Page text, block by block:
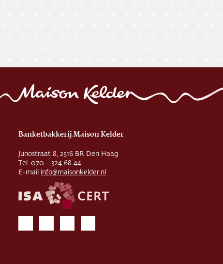
Banketbakkerij Maison Kelder
Junostraat 8, 2516 BR Den Haag
Tel. 070 - 324 68 44
E-mail info@maisonkelder.nl